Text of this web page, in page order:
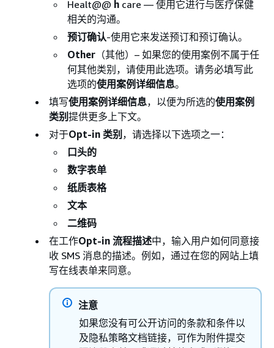
Healt@@ h care — 使用它进行与医疗保健
相关的沟通。
预订确认-使用它来发送预订和预订确认。
Other （其他）– 如果您的使用案例不属于任
何其他类别，请使用此选项。请务必填写此
选项的使用案例详细信息。
填写使用案例详细信息，以便为所选的使用案例
类别 提供更多上下文。
对于Opt-in 类别 ，请选择以下选项之一：
口头的
数字表单
纸质表格
文本
二维码
在工作Opt-in 流程描述中，输入用户如何同意接
收 SMS 消息的描述。例如，通过在您的网站上填
写在线表单来同意。
注意
如果您没有可公开访问的条款和条件以
及隐私策略文档链接，可作为附件提交